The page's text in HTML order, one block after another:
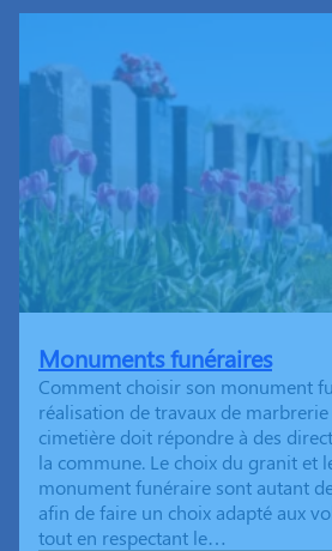
Monuments funéraires
Comment choisir son monument
réalisation de travaux de marbrerie
cimetière doit répondre à des
la commune. Le choix du granit et
monument funéraire sont autant
afin de faire un choix adapté aux
tout en respectant le…